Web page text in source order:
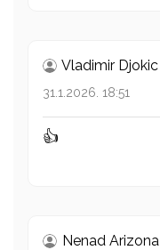
Vladimir Djokic
31.1.2026. 18:51
👍
Nenad Arizona